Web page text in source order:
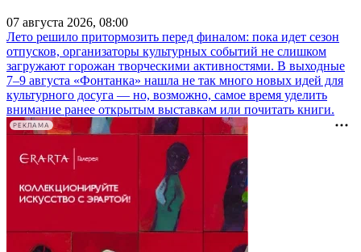
07 августа 2026, 08:00
Лето решило притормозить перед финалом: пока идет сезон
отпусков, организаторы культурных событий не слишком
загружают горожан творческими активностями. В выходные
7–9 августа «Фонтанка» нашла не так много новых идей для
культурного досуга — но, возможно, самое время уделить
внимание ранее открытым выставкам или почитать книги.
РЕКЛАМА